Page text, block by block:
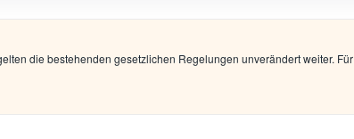
die bestehenden gesetzlichen Regelungen unverändert weiter. Für